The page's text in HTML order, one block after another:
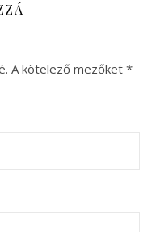
A kötelező mezőket *